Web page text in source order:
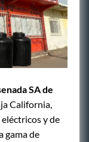
SA de
California,
y de
gama de